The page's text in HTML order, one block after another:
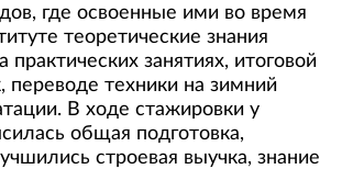
где освоенные ими во время
теоретические знания
занятиях, итоговой
переводе техники на зимний
В ходе стажировки у
общая подготовка,
строевая выучка, знание